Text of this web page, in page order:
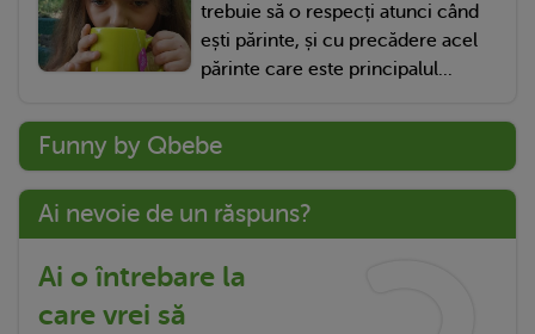
trebuie să o respecți atunci când
ești părinte, și cu precădere acel
părinte care este principalul...
Funny by Qbebe
Ai nevoie de un răspuns?
Ai o întrebare la
care vrei să